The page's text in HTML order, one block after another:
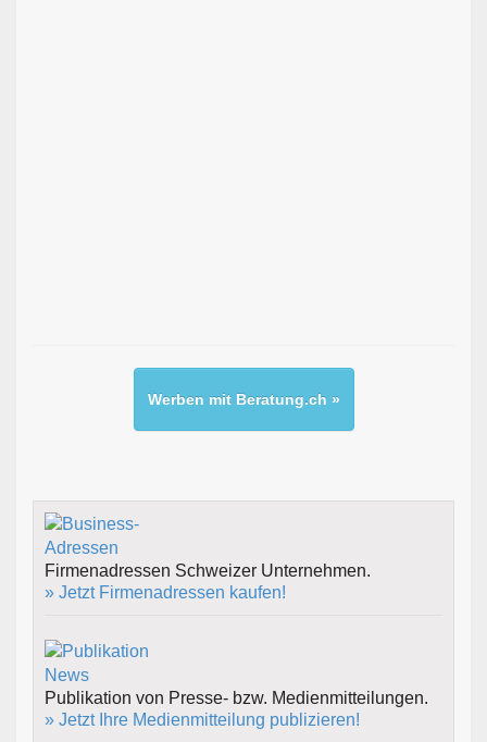
Werben mit Beratung.ch »
Firmenadressen Schweizer Unternehmen.
» Jetzt Firmenadressen kaufen!
Publikation von Presse- bzw. Medienmitteilungen.
» Jetzt Ihre Medienmitteilung publizieren!